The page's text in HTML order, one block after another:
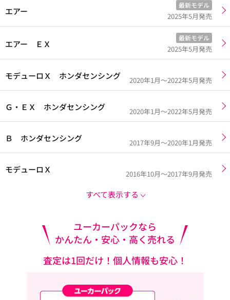
エアー
最新モデル
2025年5月発売
エアー ＥＸ
最新モデル
2025年5月発売
モデューロＸ ホンダセンシング 2020年1月～2022年5月発売
Ｇ・ＥＸ ホンダセンシング 2020年1月～2022年5月発売
Ｂ ホンダセンシング 2017年9月～2020年1月発売
モデューロＸ 2016年10月～2017年9月発売
すべて表示する
ユーカーパックなら
かんたん・安心・高く売れる
査定は1回だけ！個人情報も安心！